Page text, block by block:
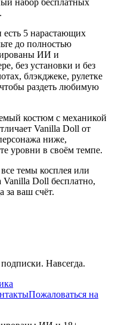
набор бесплатных
5 нарастающих
до полностью
ИИ и
без установки и без
блэкджеке, рулетке
раздеть любимую
костюм с механикой
Vanilla Doll от
ниже,
уровни в своём темпе.
темы косплея или
Vanilla Doll бесплатно,
за ваш счёт.
Навсегда.
Пожаловаться на